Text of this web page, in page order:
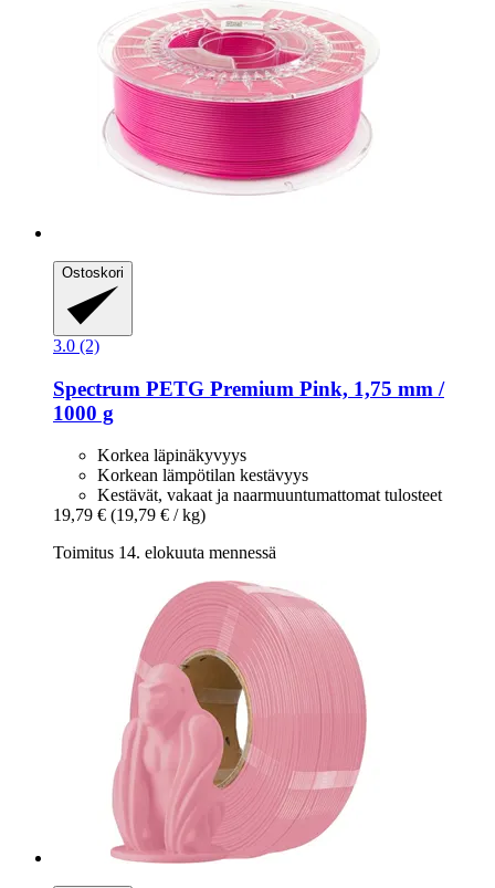
Ostoskori
3.0 (2)
Spectrum PETG Premium Pink, 1,75 mm /
1000 g
Korkea läpinäkyvyys
Korkean lämpötilan kestävyys
Kestävät, vakaat ja naarmuuntumattomat tulosteet
19,79 € (19,79 € / kg)
Toimitus 14. elokuuta mennessä